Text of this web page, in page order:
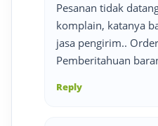
Pesanan tidak
komplain, katanya
jasa pengirim..
Pemberitahuan
Reply